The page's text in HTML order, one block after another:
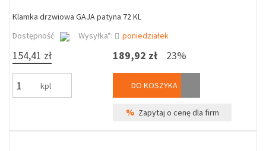
Klamka drzwiowa GAJA patyna 72 KL
Dostępność
Wysyłka*: poniedziałek
154,41 zł
kpl
189,92 zł 23%
DO KOSZYKA
% Zapytaj o cenę dla firm